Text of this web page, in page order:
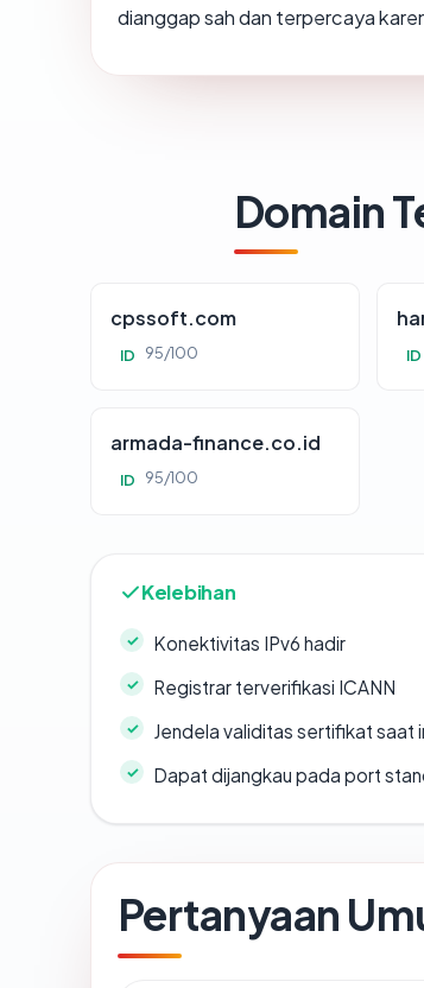
dianggap sah dan terpercaya
Domain
cpssoft.com
ID 95/100 ID
armada-finance.co.id
ID 95/100
Kelebihan
Konektivitas IPv6 hadir
Registrar terverifikasi ICANN
Jendela validitas sertifikat saat
Dapat dijangkau pada port
Pertanyaan